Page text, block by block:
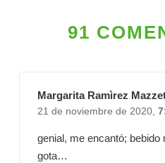
91
Margarita Ramìrez
21 de noviembre de 2020,
genial, me encantó; bebido
gota…